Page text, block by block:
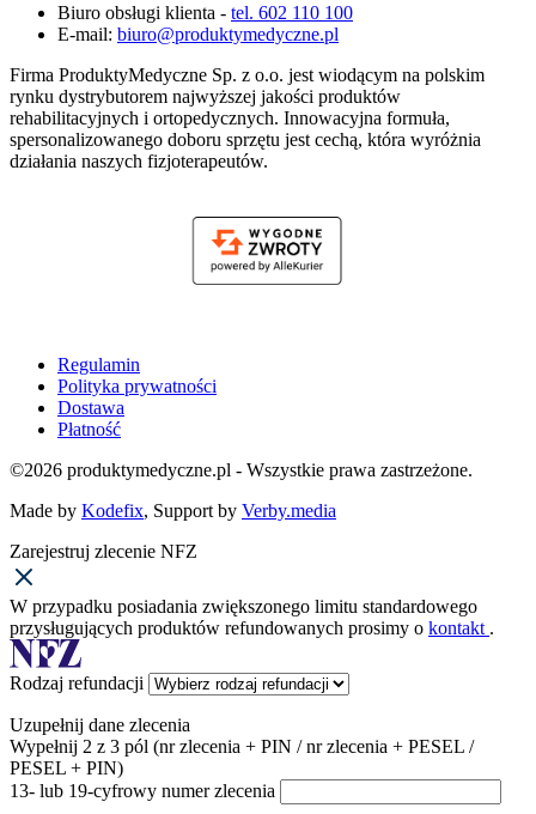
Biuro obsługi klienta - tel. 602 110 100
E-mail: biuro@produktymedyczne.pl
Firma ProduktyMedyczne Sp. z o.o. jest wiodącym na polskim
rynku dystrybutorem najwyższej jakości produktów
rehabilitacyjnych i ortopedycznych. Innowacyjna formuła,
spersonalizowanego doboru sprzętu jest cechą, która wyróżnia
działania naszych fizjoterapeutów.
Regulamin
Polityka prywatności
Dostawa
Płatność
©2026 produktymedyczne.pl - Wszystkie prawa zastrzeżone.
Made by Kodefix, Support by Verby.media
Zarejestruj zlecenie NFZ
W przypadku posiadania zwiększonego limitu standardowego
przysługujących produktów refundowanych prosimy o kontakt .
Rodzaj refundacji
Uzupełnij dane zlecenia
Wypełnij 2 z 3 pól (nr zlecenia + PIN / nr zlecenia + PESEL /
PESEL + PIN)
13- lub 19-cyfrowy numer zlecenia